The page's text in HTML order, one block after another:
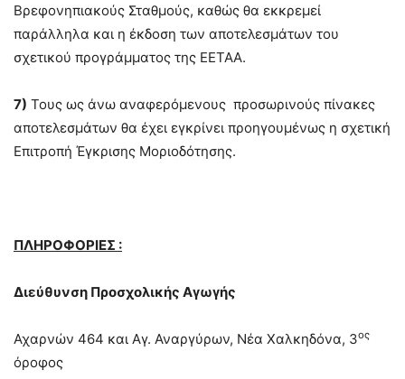
Βρεφονηπιακούς Σταθμούς, καθώς θα εκκρεμεί
παράλληλα και η έκδοση των αποτελεσμάτων του
σχετικού προγράμματος της ΕΕΤΑΑ.
7) Τους ως άνω αναφερόμενους προσωρινούς πίνακες
αποτελεσμάτων θα έχει εγκρίνει προηγουμένως η σχετική
Επιτροπή Έγκρισης Μοριοδότησης.
ΠΛΗΡΟΦΟΡΙΕΣ :
Διεύθυνση Προσχολικής Αγωγής
Αχαρνών 464 και Αγ. Αναργύρων, Νέα Χαλκηδόνα, 3ος
όροφος